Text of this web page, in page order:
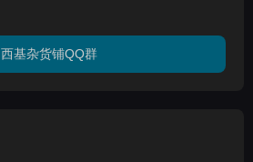
西基杂货铺QQ群